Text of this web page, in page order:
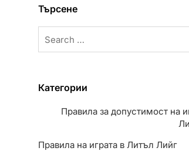
Търсене
for:
Категории
Правила за допустимост на
Правила на играта в Литъл Лийг